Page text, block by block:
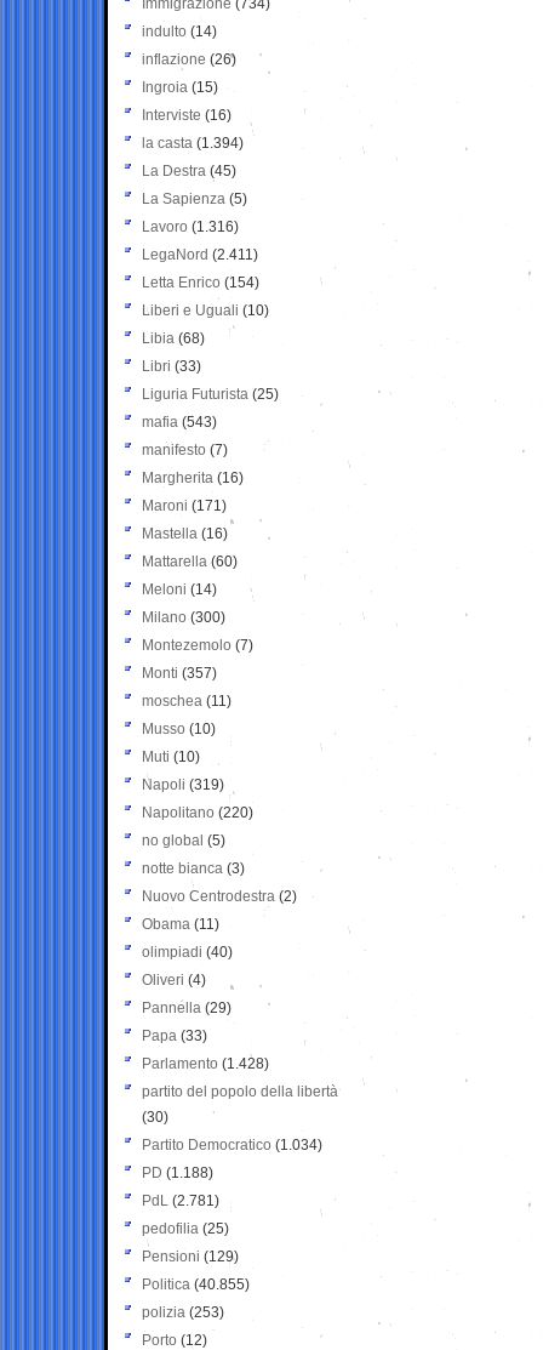
Immigrazione (734)
indulto (14)
inflazione (26)
Ingroia (15)
Interviste (16)
la casta (1.394)
La Destra (45)
La Sapienza (5)
Lavoro (1.316)
LegaNord (2.411)
Letta Enrico (154)
Liberi e Uguali (10)
Libia (68)
Libri (33)
Liguria Futurista (25)
mafia (543)
manifesto (7)
Margherita (16)
Maroni (171)
Mastella (16)
Mattarella (60)
Meloni (14)
Milano (300)
Montezemolo (7)
Monti (357)
moschea (11)
Musso (10)
Muti (10)
Napoli (319)
Napolitano (220)
no global (5)
notte bianca (3)
Nuovo Centrodestra (2)
Obama (11)
olimpiadi (40)
Oliveri (4)
Pannella (29)
Papa (33)
Parlamento (1.428)
partito del popolo della libertà
(30)
Partito Democratico (1.034)
PD (1.188)
PdL (2.781)
pedofilia (25)
Pensioni (129)
Politica (40.855)
polizia (253)
Porto (12)